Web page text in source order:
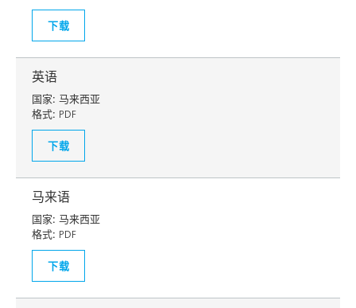
下载
英语
国家: 马来西亚
格式: PDF
下载
马来语
国家: 马来西亚
格式: PDF
下载